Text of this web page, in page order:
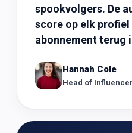
spookvolgers. De
score op elk
abonnement terug
Hannah Cole
Head of